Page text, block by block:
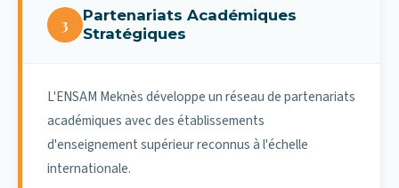
Année
2023–2024 102
2024–2025 129
2025–2026
3
Partenariats Académiques
Stratégiques
L'ENSAM Meknès développe un réseau de partenariats
académiques avec des établissements
d'enseignement supérieur reconnus à l'échelle
internationale.